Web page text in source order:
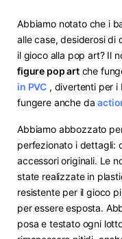
Abbiamo notato che i
alle case, desiderosi di
il gioco alla pop art? Il
figure pop artche
in PVC , divertenti per i
fungere anche da
Abbiamo abbozzato
perfezionato i dettagli:
accessori originali. Le
state realizzate in
resistente per il gioco
per essere esposta.
posa e testato ogni